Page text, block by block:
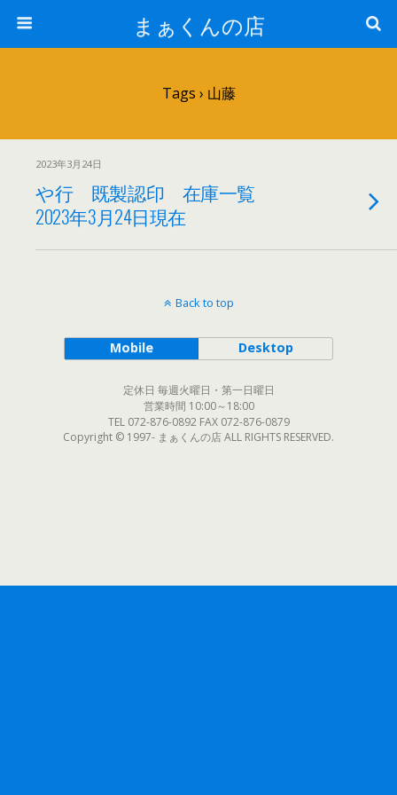
まぁくんの店
Tags › 山藤
2023年3月24日
や行 既製認印 在庫一覧
2023年3月24日現在
Back to top
Mobile Desktop
定休日 毎週火曜日・第一日曜日
営業時間 10:00～18:00
TEL 072-876-0892 FAX 072-876-0879
Copyright © 1997- まぁくんの店 ALL RIGHTS RESERVED.